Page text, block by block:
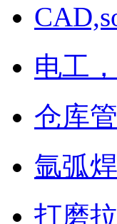
电工
仓库
氩弧
打磨